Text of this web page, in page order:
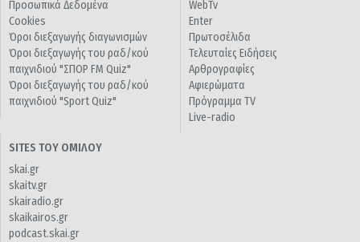
Προσωπικά Δεδομένα
Cookies
Όροι διεξαγωγής διαγωνισμών
Όροι διεξαγωγής του ραδ/κού
παιχνιδιού "ΣΠΟΡ FM Quiz"
Όροι διεξαγωγής του ραδ/κού
παιχνιδιού "Sport Quiz"
WebTv
Enter
Πρωτοσέλιδα
Τελευταίες Ειδήσεις
Αρθρογραφίες
Αφιερώματα
Πρόγραμμα TV
Live-radio
SITES ΤΟΥ ΟΜΙΛΟΥ
skai.gr
skaitv.gr
skairadio.gr
skaikairos.gr
podcast.skai.gr